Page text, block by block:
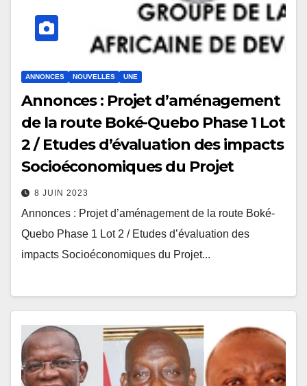
ANNONCES NOUVELLES UNE
Annonces : Projet d’aménagement
de la route Boké-Quebo Phase 1 Lot
2 / Etudes d’évaluation des impacts
Socioéconomiques du Projet
8 JUIN 2023
Annonces : Projet d’aménagement de la route Boké-
Quebo Phase 1 Lot 2 / Etudes d’évaluation des
impacts Socioéconomiques du Projet...